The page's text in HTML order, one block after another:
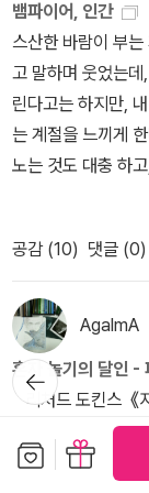
에 가히 <구미호>
장!
니아의 드리나강
작은 다리를 둘러싼
풀어낸다. 오스만
살아가고 사라지는
지나가는 시간도
라면, 웬만한 역사
모르겠다. 어쩌면
닐 것이다. 사람들
이 이해할 수 있고
어 이야기하는 법이
가지 자연 현상들에
법도 없이 사람들
상상력을 건드리
(p. 32)알라 알아스
업가 하굽 야쿠비
에 원근법은 없으며
로 어둡고, 기괴하
래프트 《공포 문학의 매혹》 (북스피어, 2012년)내성적인 성격의 러
브크래프트는 어렸
들은 러브크래프트
독서를 통해 집 밖
의 글과 그림은 분
브크래프트 본인의
에 러브크래프트가
계보를 확인할 수
의 ‘혼돈에 빠진 환
급한다. ‘환영’은
개념이다. 『The
른 러브크래프트의
체에 호기심을 느
수 없다. 그들의 정
자 집단 내에 차별
는 과정이 비슷하
재가 아니다. 이방
차별은 아주 질긴
학> 여름 호러 독서
김지현(아밀) 옮김
12편》 (현대문학, 2014년) * 하워드 필립스 러
(정탄) 옮김 《러브크
필립스 러브크래프
(황금가지, 2012년
래프트(Howard
다. 러브크래프트
것 자체가 고역이다
는 동안 화장실을
세수라도 하고 오
안 결국 남편과 같
리저리 둘러보다가
인이 이윽고 주문
오지 않는 걸까?
라도 걸렸는지 이
그리고 왠지 카페
아무래도 이상하다
자에게 “화장실 안
장실 안에 아무도
어가 봐달라고 부
어라?! 정말 아무
소설의 훌륭한 선집
러에 흠뻑 빠질 수
이 책을 추천한다.
있다. 이 중에서 훌
읽어보도록 하자
러브크래프트가 쓴
도]도 있다.단순히
려면, 마크 피셔의 [
에서 공포 문학의
변증법]을 읽어볼
을 직접적으로 소개
인 이해가 필요하
들이 모여서 러브
설은 러브크래프
를 시도했으니 읽
뱀파이어, 인간
스산한 바람이 부
고 말하며 웃었는
린다고는 하지만,
는 계절을 느끼게
노는 것도 대충 하
절이 추워지면 겨
번 주에도 모든 걸
자마자 병원에 달
일 아플 거라면 좀 편하게 아프
뷰'를 다시 봤다. 문
샀고, 미드 '트루 블
시작했다. 어쩌면
재로 느끼는 건지
영화든 드라마든
공감 (10) 댓글 (0)
AgalmA
혼자 놀기의 달인 -
리처드 도킨스 《지상 최대의 쇼》미치오 카쿠 《평행우주》토마스 쿤
《과학혁명의 구
지나 어느새 다 까
뒤로가
기